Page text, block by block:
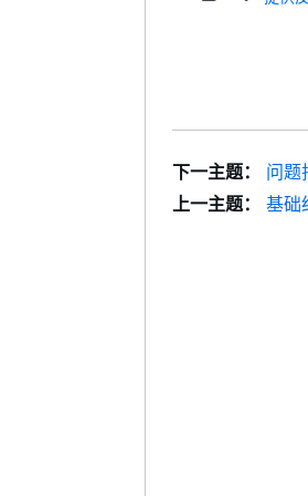
下一主题：
问题
上一主题：
基础